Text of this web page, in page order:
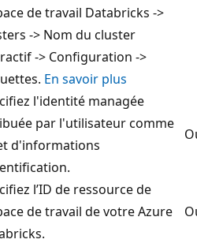
de travail Databricks ->
-> Nom du cluster
-> Configuration ->
En savoir plus
l'identité managée
par l'utilisateur comme
d'informations
l’ID de ressource de
de travail de votre Azure